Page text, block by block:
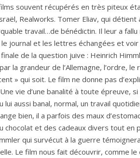
souvent récupérés en très piteux
Realworks. Tomer Eliav, qui détient
travail…de bénédictin. Il leur a
journal et les lettres échangées et
de la question juive : Heinrich
la grandeur de l’Allemagne, l’ordre, le
» qui soit. Le film ne donne pas
vie d’une banalité à toute épreuve,
lui aussi banal, normal, un travail
bien, il a parfois des maux
chocolat et des cadeaux divers tout en
qui survécut à la guerre
Le film nous fait découvrir, comme